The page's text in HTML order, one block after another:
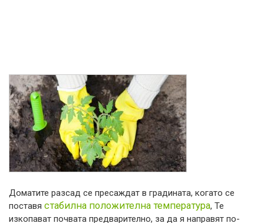
Доматите разсад се пресаждат в градината, когато се
поставя стабилна положителна температура, Те
изкопават почвата предварително, за да я направят по-